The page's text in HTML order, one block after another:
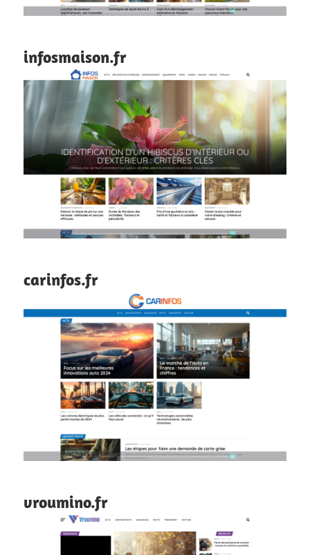
infosmaison.fr
carinfos.fr
vroumino.fr